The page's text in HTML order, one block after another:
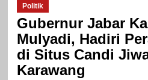
Politik
Gubernur Jabar
Mulyadi, Hadiri
di Situs Candi
Karawang